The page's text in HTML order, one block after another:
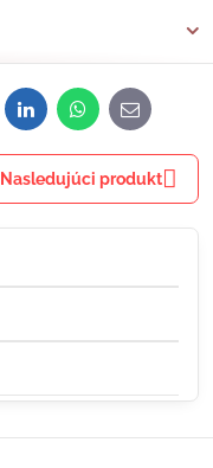
LinkedInWhatsApp
E-
mail
Nasledujúci produkt